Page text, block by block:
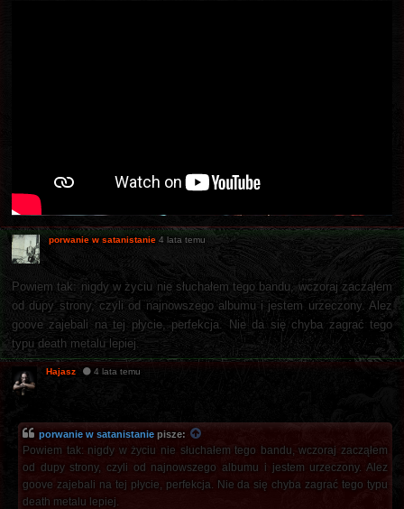
porwanie w satanistanie 4 lata temu
Powiem tak: nigdy w życiu nie słuchałem tego bandu, wczoraj zacząłem
od dupy strony, czyli od najnowszego albumu i jestem urzeczony. Alez
goove zajebali na tej płycie, perfekcja. Nie da się chyba zagrać tego
typu death metalu lepiej.
Hajasz 4 lata temu
porwanie w satanistanie pisze:
Powiem tak: nigdy w życiu nie słuchałem tego bandu, wczoraj zacząłem
od dupy strony, czyli od najnowszego albumu i jestem urzeczony. Alez
goove zajebali na tej płycie, perfekcja. Nie da się chyba zagrać tego typu
death metalu lepiej.